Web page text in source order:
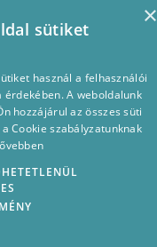
×
sütiket
használ a felhasználói
érdekében. A weboldalunk
hozzájárul az összes süti
Cookie szabályzatunknak